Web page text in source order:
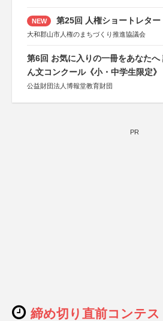
NEW 第25回 人権ショートレター
大和郡山市人権のまちづくり推進協議会
第6回 お気に入りの一冊をあなたへ
ん文コンクール《小・中学生限定》
公益財団法人博報堂教育財団
PR
締め切り直前コンテス